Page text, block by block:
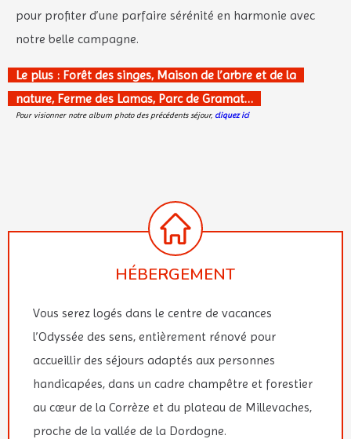
pour profiter d’une parfaire sérénité en harmonie avec
notre belle campagne.
Le plus : Forêt des singes, Maison de l’arbre et de la
nature, Ferme des Lamas, Parc de Gramat…
Pour visionner notre album photo des précédents séjour, cliquez ici
HÉBERGEMENT
Vous serez logés dans le centre de vacances
l’Odyssée des sens, entièrement rénové pour
accueillir des séjours adaptés aux personnes
handicapées, dans un cadre champêtre et forestier
au cœur de la Corrèze et du plateau de Millevaches,
proche de la vallée de la Dordogne.